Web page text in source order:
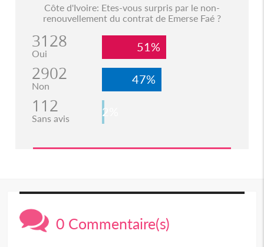
Côte d'Ivoire: Etes-vous surpris par le non-
renouvellement du contrat de Emerse Faé ?
3128
Oui 51%
2902
Non 47%
112
Sans avis 2%
0 Commentaire(s)